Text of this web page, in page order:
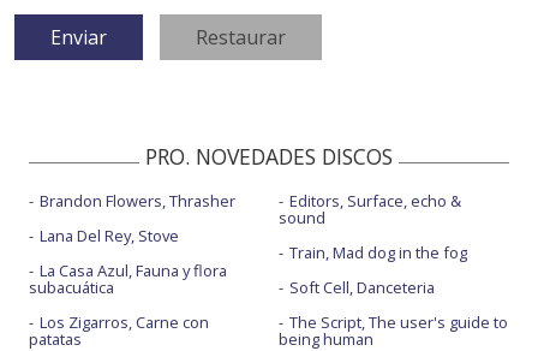
PRO. NOVEDADES DISCOS
Brandon Flowers, Thrasher
Lana Del Rey, Stove
La Casa Azul, Fauna y flora
subacuática
Los Zigarros, Carne con
patatas
Editors, Surface, echo &
sound
Train, Mad dog in the fog
Soft Cell, Danceteria
The Script, The user's guide to
being human